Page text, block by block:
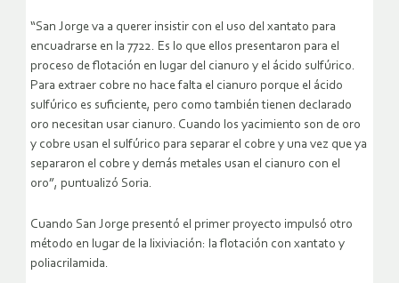
“San Jorge va a querer insistir con el uso del xantato para
encuadrarse en la 7722. Es lo que ellos presentaron para el
proceso de flotación en lugar del cianuro y el ácido sulfúrico.
Para extraer cobre no hace falta el cianuro porque el ácido
sulfúrico es suficiente, pero como también tienen declarado
oro necesitan usar cianuro. Cuando los yacimiento son de oro
y cobre usan el sulfúrico para separar el cobre y una vez que ya
separaron el cobre y demás metales usan el cianuro con el
oro”, puntualizó Soria.
Cuando San Jorge presentó el primer proyecto impulsó otro
método en lugar de la lixiviación: la flotación con xantato y
poliacrilamida.